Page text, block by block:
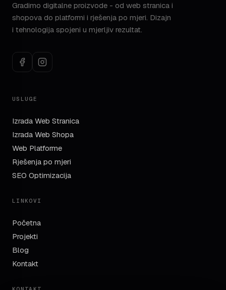
Gradimo digitalne proizvode - od web stranica i
shopova do platformi i rješenja po mjeri. Dizajn
i tehnologija spojeni u mjerljiv rezultat.
USLUGE
Izrada Web Stranica
Izrada Web Shopa
Web Platforme
Rješenja po mjeri
SEO Optimizacija
LINKOVI
Početna
Projekti
Blog
Kontakt